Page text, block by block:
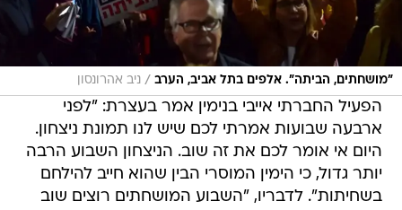
"מושחתים, הביתה". אלפים בתל אביב, הערב / ניב אהרונסון
הפעיל החברתי אייבי בנימין אמר בעצרת: "לפני
ארבעה שבועות אמרתי לכם שיש לנו תמונת ניצחון.
היום אי אומר לכם את זה שוב. הניצחון השבוע הרבה
יותר גדול, כי הימין המוסרי הבין שהוא חייב להילחם
בשחיתות". לדבריו, "השבוע המושחתים רוצים שוב